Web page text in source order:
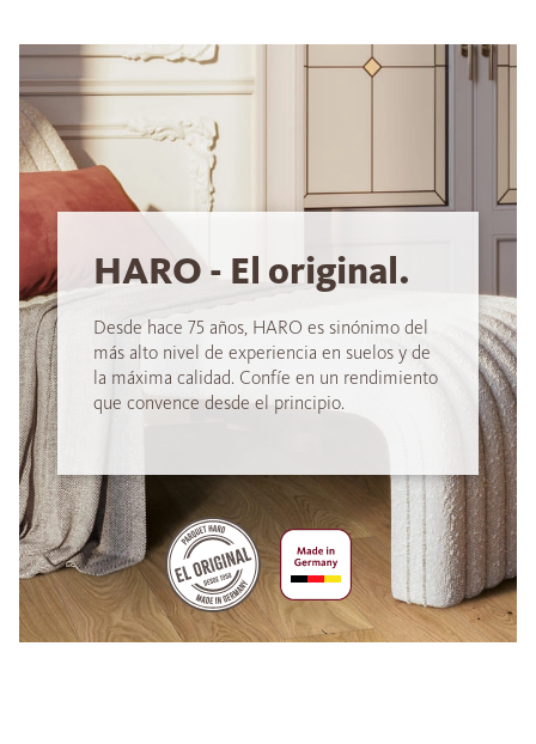
HARO - El original.
Desde hace 75 años, HARO es sinónimo del
más alto nivel de experiencia en suelos y de
la máxima calidad. Confíe en un rendimiento
que convence desde el principio.